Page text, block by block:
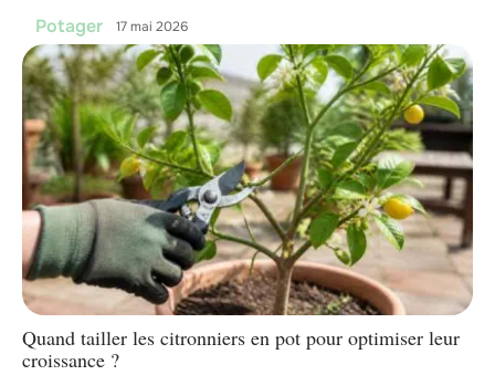
Potager 17 mai 2026
Quand tailler les citronniers en pot pour optimiser leur
croissance ?